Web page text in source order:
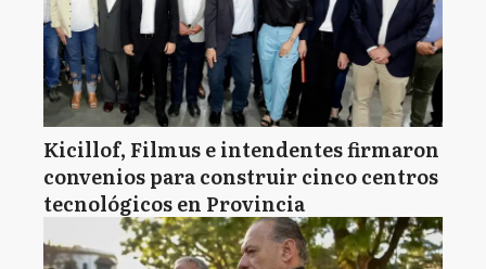
Kicillof, Filmus e intendentes firmaron
convenios para construir cinco centros
tecnológicos en Provincia